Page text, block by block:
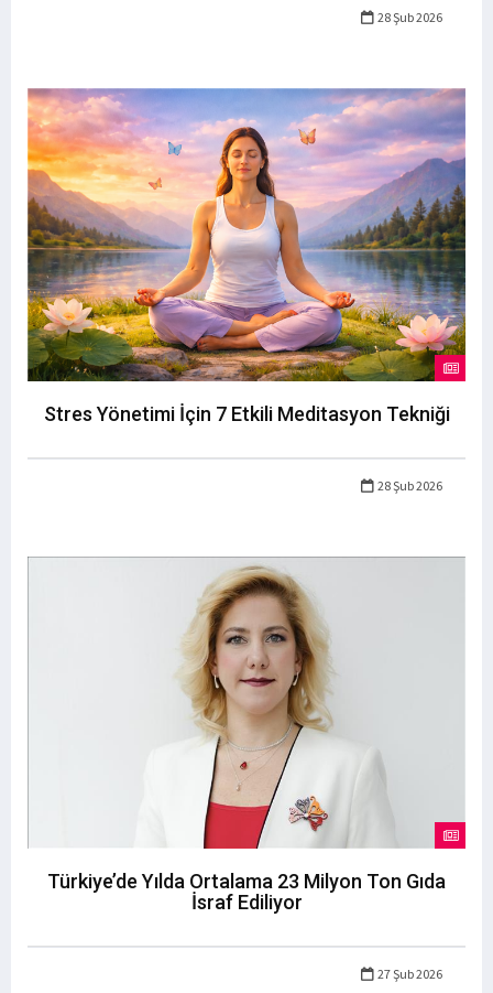
28 Şub 2026
Stres Yönetimi İçin 7 Etkili Meditasyon Tekniği
28 Şub 2026
Türkiye’de Yılda Ortalama 23 Milyon Ton Gıda
İsraf Ediliyor
27 Şub 2026